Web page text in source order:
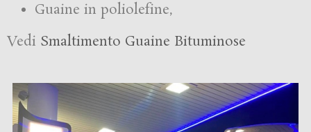
Guaine in poliolefine,
Vedi Smaltimento Guaine Bituminose